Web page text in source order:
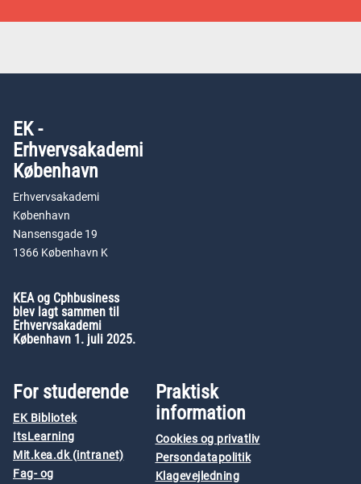
EK -
Erhvervsakademi
København
Erhvervsakademi
København
Nansensgade 19
1366 København K
KEA og Cphbusiness
blev lagt sammen til
Erhvervsakademi
København 1. juli 2025.
For studerende
EK Bibliotek
ItsLearning
Mit.kea.dk (intranet)
Fag- og
Praktisk
information
Cookies og privatliv
Persondatapolitik
Klagevejledning